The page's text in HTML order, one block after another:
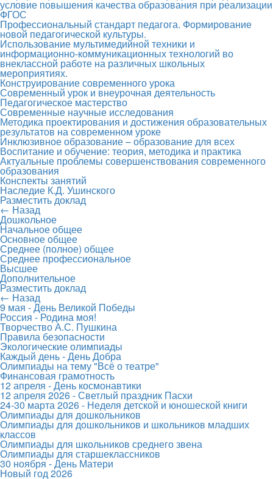
условие повышения качества образования при реализации
ФГОС
Профессиональный стандарт педагога. Формирование
новой педагогической культуры.
Использование мультимедийной техники и
информационно-коммуникационных технологий во
внеклассной работе на различных школьных
мероприятиях.
Конструирование современного урока
Современный урок и внеурочная деятельность
Педагогическое мастерство
Современные научные исследования
Методика проектирования и достижения образовательных
результатов на современном уроке
Инклюзивное образование – образование для всех
Воспитание и обучение: теория, методика и практика
Актуальные проблемы совершенствования современного
образования
Конспекты занятий
Наследие К.Д. Ушинского
Разместить доклад
← Назад
Дошкольное
Начальное общее
Основное общее
Среднее (полное) общее
Среднее профессиональное
Высшее
Дополнительное
Разместить доклад
← Назад
9 мая - День Великой Победы
Россия - Родина моя!
Творчество А.С. Пушкина
Правила безопасности
Экологические олимпиады
Каждый день - День Добра
Олимпиады на тему "Всё о театре"
Финансовая грамотность
12 апреля - День космонавтики
12 апреля 2026 - Светлый праздник Пасхи
24-30 марта 2026 - Неделя детской и юношеской книги
Олимпиады для дошкольников
Олимпиады для дошкольников и школьников младших
классов
Олимпиады для школьников среднего звена
Олимпиады для старшеклассников
30 ноября - День Матери
Новый год 2026